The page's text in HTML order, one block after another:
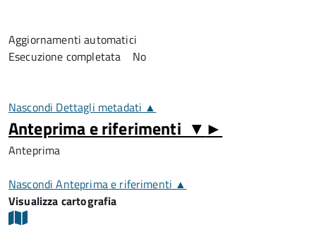
Aggiornamenti automatici
Esecuzione completata No
Nascondi Dettagli metadati ▲
Anteprima e riferimenti ▼ ►
Anteprima
Nascondi Anteprima e riferimenti ▲
Visualizza cartografia